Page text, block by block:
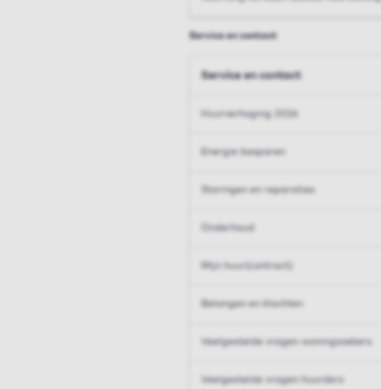
Service en contact
Service en contact
Huurverhoging 2026
Energie besparen
Storingen en reparaties
Onderhoud
Mijn huur(contract)
Belangen en klachten
Veelgestelde vragen woningzoekers
Veelgestelde vragen huurders